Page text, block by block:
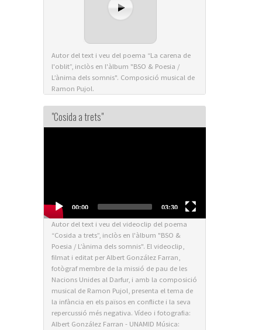
Autor del text i veu del poema “La carena de
l'oblit”, inclòs en l'àlbum "BSO & Poesia /
L’ànima dels somnis". Composició musical de
Ramon Pujol.
"Cosida a trets"
00:00 03:30
Autor del text i veu del videoclip del poema
“Cosida a trets”, inclòs en l'àlbum "BSO &
Poesia / L’ànima dels somnis". El videoclip,
filmat i editat per Albert González Farran,
fotògraf membre de la missió de pau de les
Nacions Unides al Darfur, i amb la composició
musical de Ramon Pujol, presenta el tema de
la infància en els països en conflicte i la seva
repercussió més negativa. Vídeo i fotografia:
Albert González Farran - UNAMID Música: